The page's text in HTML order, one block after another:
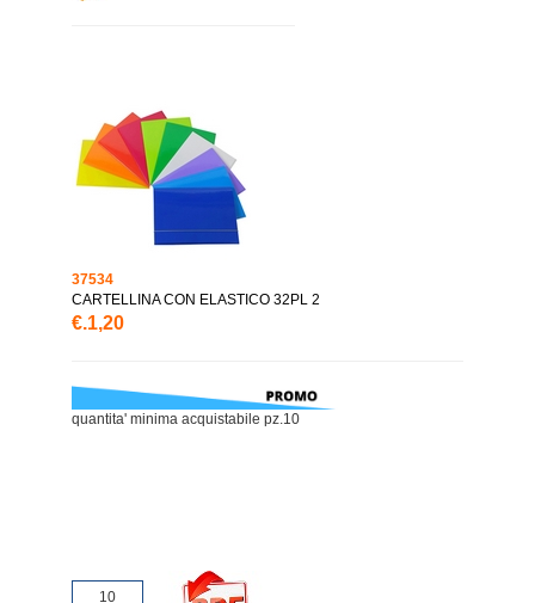
37534
CARTELLINA CON ELASTICO 32PL 2
€.1,20
quantita' minima acquistabile pz.10